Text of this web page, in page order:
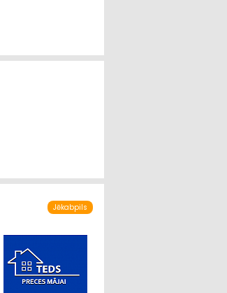
Jēkabpils